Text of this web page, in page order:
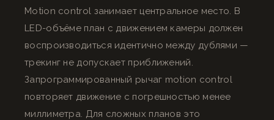
Motion control занимает центральное место. В
LED-объёме план с движением камеры должен
воспроизводиться идентично между дублями —
трекинг не допускает приближений.
Запрограммированный рычаг motion control
повторяет движение с погрешностью менее
миллиметра. Для сложных планов это